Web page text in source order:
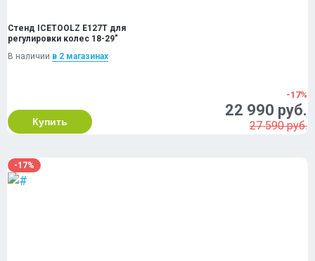
Стенд ICETOOLZ E127T для
регулировки колес 18-29"
В наличии в 2 магазинах
Купить
-17%
22 990 руб.
27 590 руб.
-17%